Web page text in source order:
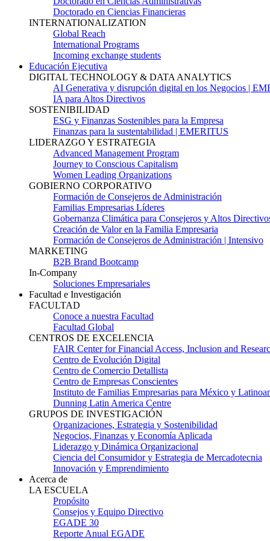
Doctorado en Ciencias Financieras
INTERNATIONALIZATION
Global Reach
International Programs
Incoming exchange students
Educación Ejecutiva
DIGITAL TECHNOLOGY & DATA ANALYTICS
AI Generativa y disrupción digital en los Negocios |
IA para Altos Directivos
SOSTENIBILIDAD
ESG y Finanzas Sostenibles para la Empresa
Finanzas para la sustentabilidad | EMERITUS
LIDERAZGO Y ESTRATEGIA
Advanced Management Program
Journey to Conscious Capitalism
Women Leading Organizations
GOBIERNO CORPORATIVO
Formación de Consejeros de Administración
Familias Empresarias Líderes
Gobernanza Climática para Consejeros y Altos
Creación de Valor en la Familia Empresaria
Formación de Consejeros de Administración | Intensivo
MARKETING
B2B Brand Bootcamp
In-Company
Soluciones Empresariales
Facultad e Investigación
FACULTAD
Conoce a nuestra Facultad
Facultad Global
CENTROS DE EXCELENCIA
FAIR Center for Financial Access, Inclusion and
Centro de Evolución Digital
Centro de Comercio Detallista
Centro de Empresas Conscientes
Instituto de Familias Empresarias para México y
Dunning Latin America Centre
GRUPOS DE INVESTIGACIÓN
Organizaciones, Estrategia y Sostenibilidad
Negocios, Finanzas y Economía Aplicada
Liderazgo y Dinámica Organizacional
Ciencia del Consumidor y Estrategia de Mercadotecnia
Innovación y Emprendimiento
Acerca de
LA ESCUELA
Propósito
Consejos y Equipo Directivo
EGADE 30
Reporte Anual EGADE